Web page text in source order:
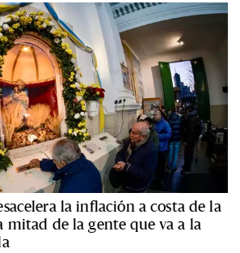
la inflación a costa de la
mitad de la gente que va a la